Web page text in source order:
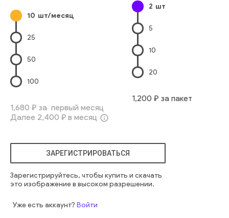
отражающий онтарио
10 шт/месяц
25
50
100
1,680 ₽ за первый месяц
Далее 2,400 ₽ в месяц info_outline
2 шт
5
10
20
1,200 ₽ за пакет
ЗАРЕГИСТРИРОВАТЬСЯ
Зарегистрируйтесь, чтобы купить и скачать
это изображение в высоком разрешении.
Уже есть аккаунт? Войти